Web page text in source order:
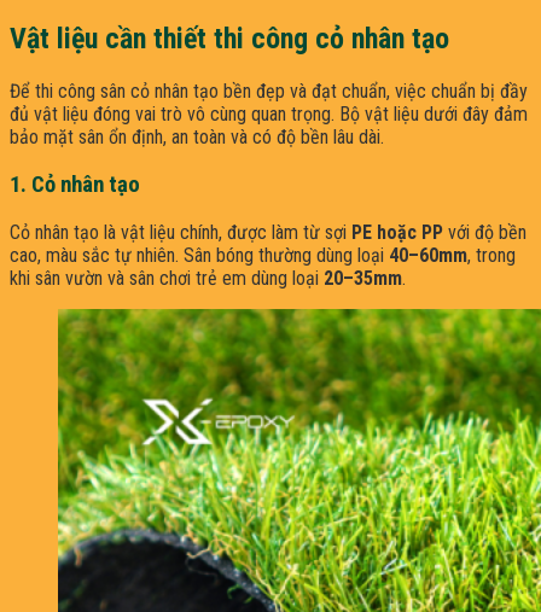
Vật liệu cần thiết thi công cỏ nhân tạo
Để thi công sân cỏ nhân tạo bền đẹp và đạt chuẩn, việc chuẩn bị đầy
đủ vật liệu đóng vai trò vô cùng quan trọng. Bộ vật liệu dưới đây đảm
bảo mặt sân ổn định, an toàn và có độ bền lâu dài.
1. Cỏ nhân tạo
Cỏ nhân tạo là vật liệu chính, được làm từ sợi PE hoặc PP với độ bền
cao, màu sắc tự nhiên. Sân bóng thường dùng loại 40–60mm, trong
khi sân vườn và sân chơi trẻ em dùng loại 20–35mm.